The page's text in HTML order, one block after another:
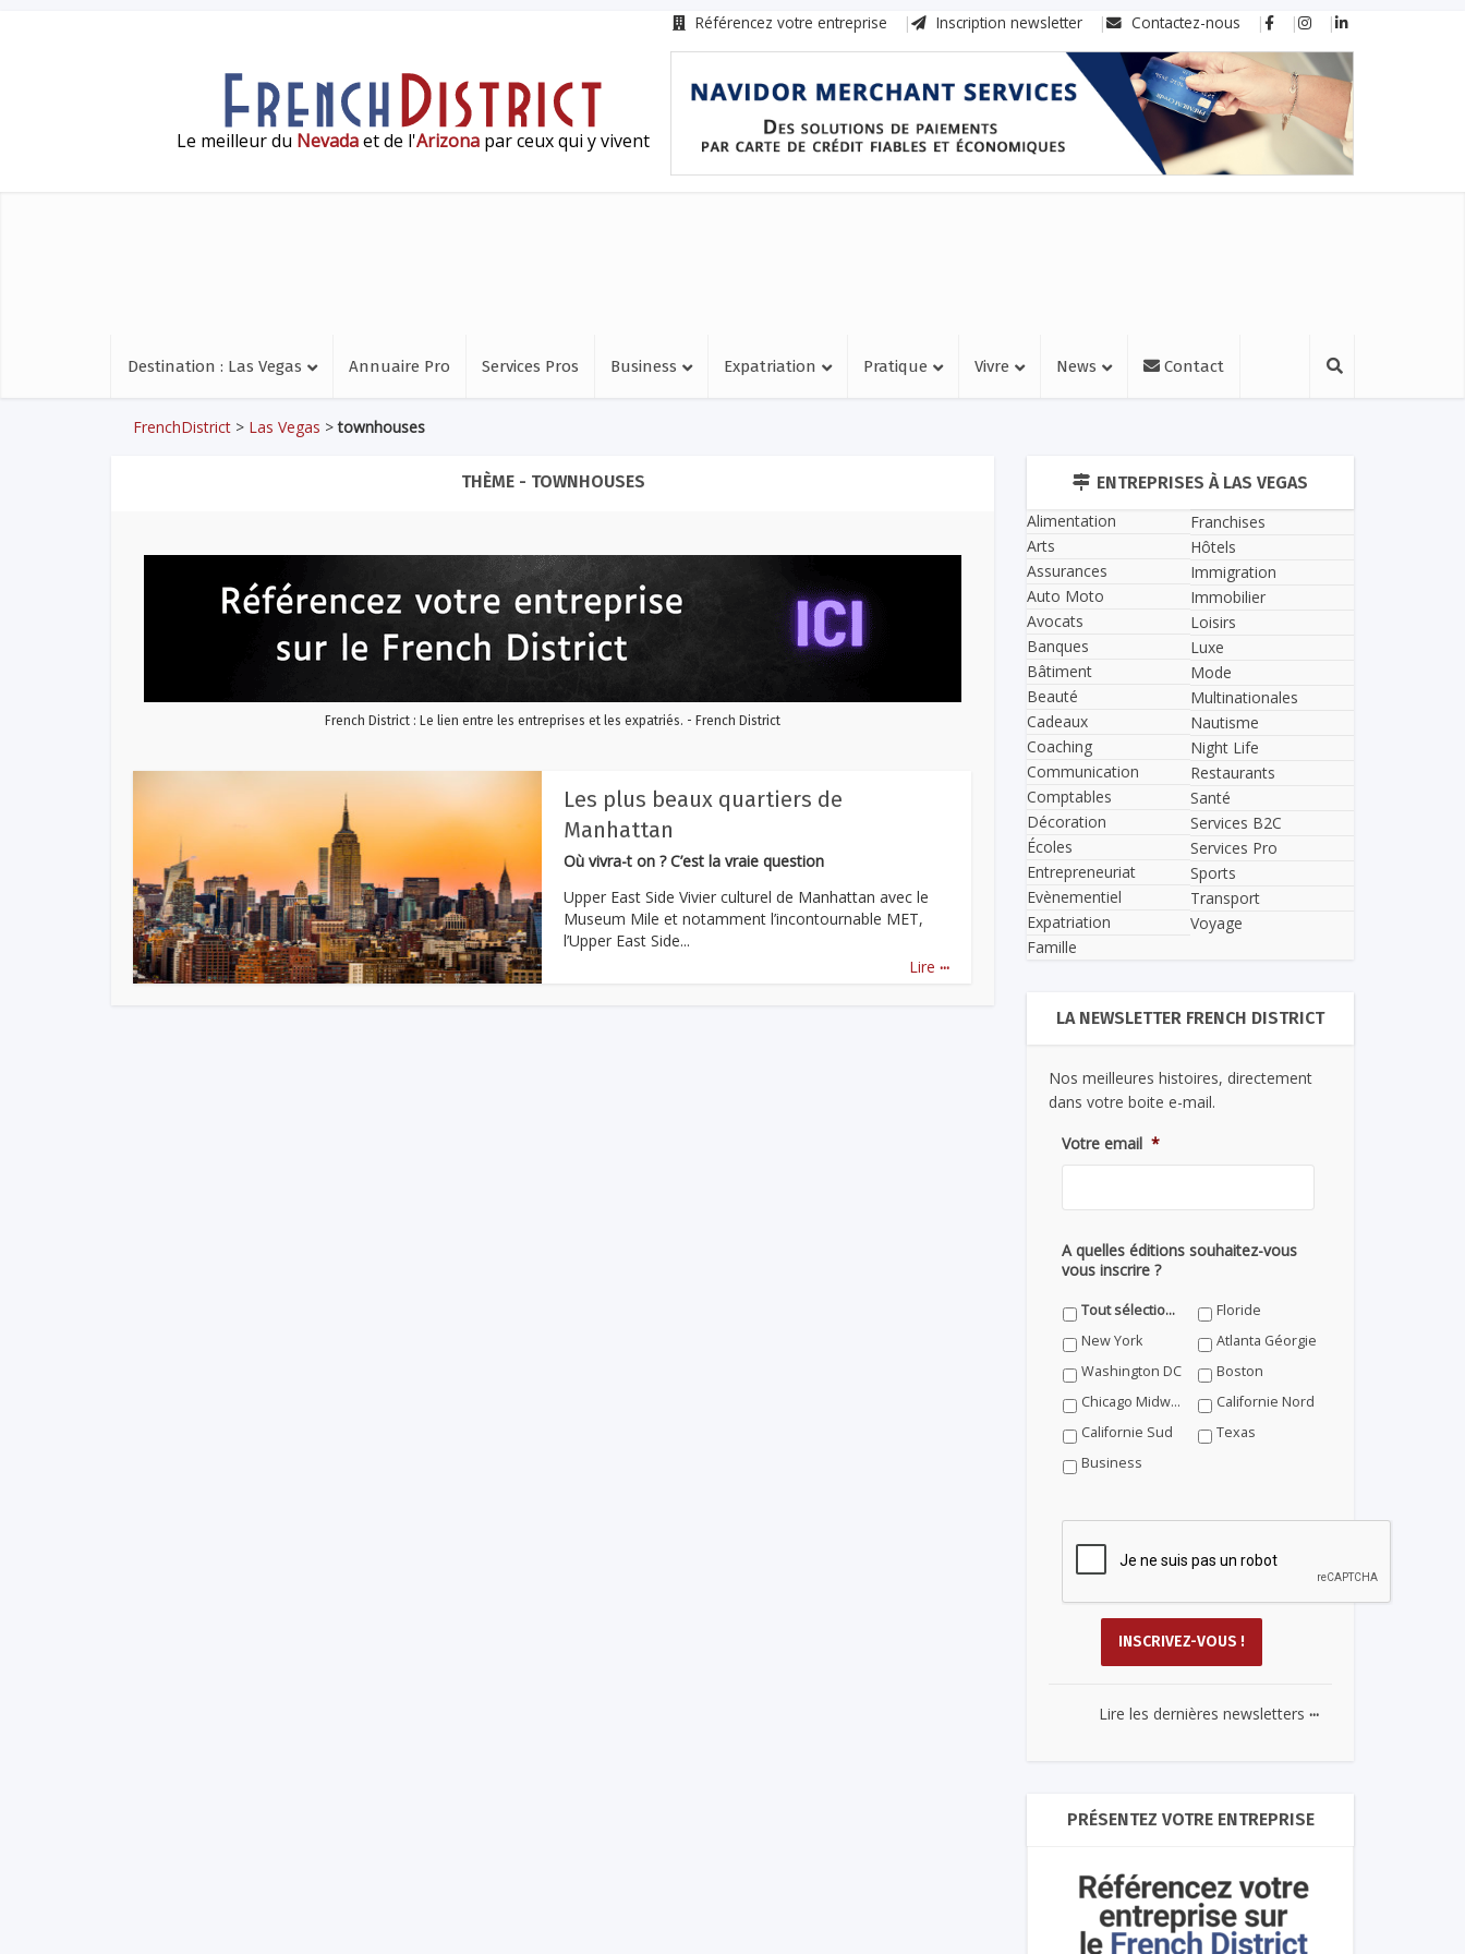
Référencez votre entreprise Inscription newsletter Contactez-nous
Le meilleur du Nevadaet de l'Arizona par ceux qui y vivent
Destination : Las Vegas Annuaire Pro Services Pros Business Expatriation Pratique Vivre News Contact
FrenchDistrict > Las Vegas >townhouses
THÈME - TOWNHOUSES
French District : Le lien entre les entreprises et les expatriés. - French District
Les plus beaux quartiers de
Manhattan
Où vivra-t on ? C’est la vraie question
Upper East Side Vivier culturel de Manhattan avec le
Museum Mile et notamment l’incontournable MET,
l’Upper East Side...
Lire ...
ENTREPRISES À LAS VEGAS
Alimentation
Arts
Assurances
Auto Moto
Avocats
Banques
Bâtiment
Beauté
Cadeaux
Coaching
Communication
Comptables
Décoration
Écoles
Entrepreneuriat
Evènementiel
Expatriation
Famille
Franchises
Hôtels
Immigration
Immobilier
Loisirs
Luxe
Mode
Multinationales
Nautisme
Night Life
Restaurants
Santé
Services B2C
Services Pro
Sports
Transport
Voyage
LA NEWSLETTER FRENCH DISTRICT
Nos meilleures histoires, directement
dans votre boite e-mail.
Votre email *
A quelles éditions souhaitez-vous
vous inscrire ?
Tout sélectionner
Floride
New York
Atlanta Géorgie
Washington DC
Boston
Chicago Midwest
Californie Nord
Californie Sud
Texas
Business
Lire les dernières newsletters ...
PRÉSENTEZ VOTRE ENTREPRISE